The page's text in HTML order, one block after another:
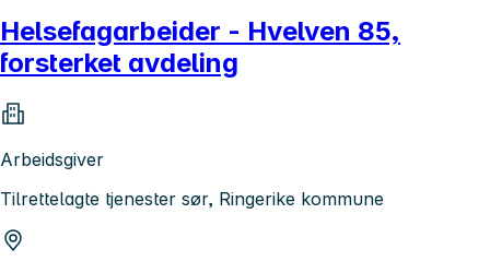
Helsefagarbeider - Hvelven 85,
forsterket avdeling
Arbeidsgiver
Tilrettelagte tjenester sør, Ringerike kommune